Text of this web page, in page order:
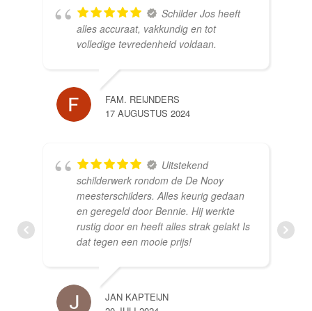
Schilder Jos heeft
alles accuraat, vakkundig en tot
volledige tevredenheid voldaan.
FAM. REIJNDERS
17 AUGUSTUS 2024
Uitstekend
schilderwerk rondom de De Nooy
meesterschilders. Alles keurig gedaan
en geregeld door Bennie. Hij werkte
rustig door en heeft alles strak gelakt Is
dat tegen een mooie prijs!
JAN KAPTEIJN